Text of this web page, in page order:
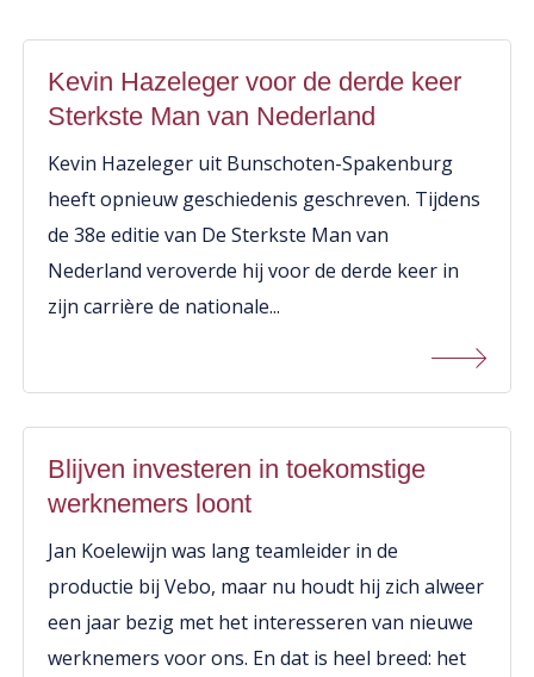
Kevin Hazeleger voor de derde keer
Sterkste Man van Nederland
Kevin Hazeleger uit Bunschoten-Spakenburg
heeft opnieuw geschiedenis geschreven. Tijdens
de 38e editie van De Sterkste Man van
Nederland veroverde hij voor de derde keer in
zijn carrière de nationale...
Blijven investeren in toekomstige
werknemers loont
Jan Koelewijn was lang teamleider in de
productie bij Vebo, maar nu houdt hij zich alweer
een jaar bezig met het interesseren van nieuwe
werknemers voor ons. En dat is heel breed: het